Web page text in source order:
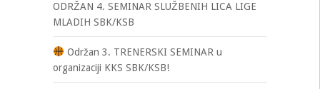
ODRŽAN 4. SEMINAR SLUŽBENIH LICA LIGE
MLADIH SBK/KSB
Održan 3. TRENERSKI SEMINAR u
organizaciji KKS SBK/KSB!